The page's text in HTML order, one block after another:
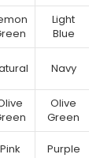
Light
Blue
Navy
Olive
Green
Pink Purple